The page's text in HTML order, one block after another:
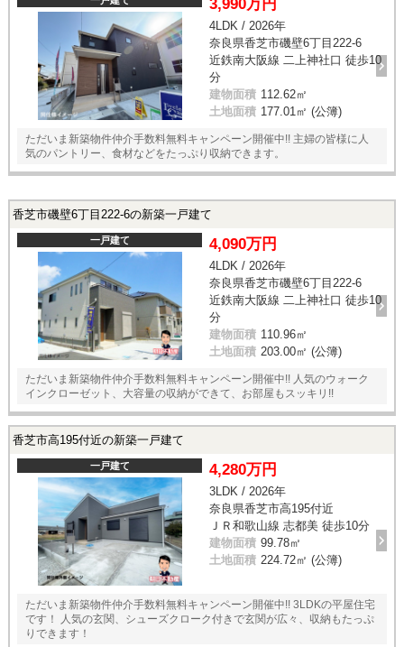
3,990万円
4LDK / 2026年
奈良県香芝市磯壁6丁目222-6
近鉄南大阪線 二上神社口 徒歩10
分
建物面積 112.62㎡
土地面積 177.01㎡ (公簿)
ただいま新築物件仲介手数料無料キャンペーン開催中!! 主婦の皆様に人
気のパントリー、食材などをたっぷり収納できます。
香芝市磯壁6丁目222-6の新築一戸建て
一戸建て 4,090万円
4LDK / 2026年
奈良県香芝市磯壁6丁目222-6
近鉄南大阪線 二上神社口 徒歩10
分
建物面積 110.96㎡
土地面積 203.00㎡ (公簿)
ただいま新築物件仲介手数料無料キャンペーン開催中!! 人気のウォーク
インクローゼット、大容量の収納ができて、お部屋もスッキリ!!
香芝市高195付近の新築一戸建て
一戸建て 4,280万円
3LDK / 2026年
奈良県香芝市高195付近
ＪＲ和歌山線 志都美 徒歩10分
建物面積 99.78㎡
土地面積 224.72㎡ (公簿)
ただいま新築物件仲介手数料無料キャンペーン開催中!! 3LDKの平屋住宅
です！ 人気の玄関、シューズクローク付きで玄関が広々、収納もたっぷ
りできます！